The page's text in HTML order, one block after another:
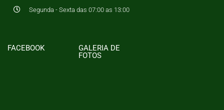
Segunda - Sexta das 07:00 as 13:00
FACEBOOK
GALERIA DE
FOTOS